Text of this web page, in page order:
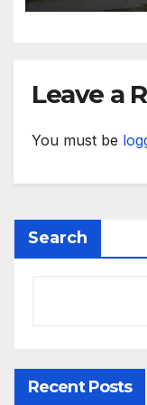
Leave a
You must be
Search
Recent Posts